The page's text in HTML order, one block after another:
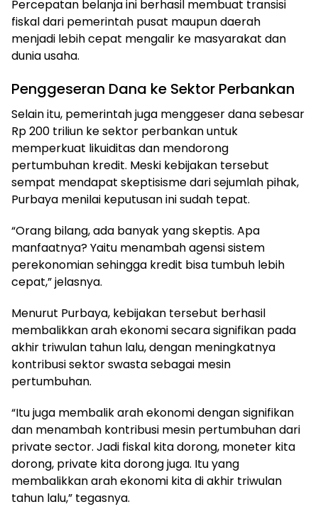
Percepatan belanja ini berhasil membuat transisi
fiskal dari pemerintah pusat maupun daerah
menjadi lebih cepat mengalir ke masyarakat dan
dunia usaha.
Penggeseran Dana ke Sektor Perbankan
Selain itu, pemerintah juga menggeser dana sebesar
Rp 200 triliun ke sektor perbankan untuk
memperkuat likuiditas dan mendorong
pertumbuhan kredit. Meski kebijakan tersebut
sempat mendapat skeptisisme dari sejumlah pihak,
Purbaya menilai keputusan ini sudah tepat.
“Orang bilang, ada banyak yang skeptis. Apa
manfaatnya? Yaitu menambah agensi sistem
perekonomian sehingga kredit bisa tumbuh lebih
cepat,” jelasnya.
Menurut Purbaya, kebijakan tersebut berhasil
membalikkan arah ekonomi secara signifikan pada
akhir triwulan tahun lalu, dengan meningkatnya
kontribusi sektor swasta sebagai mesin
pertumbuhan.
“Itu juga membalik arah ekonomi dengan signifikan
dan menambah kontribusi mesin pertumbuhan dari
private sector. Jadi fiskal kita dorong, moneter kita
dorong, private kita dorong juga. Itu yang
membalikkan arah ekonomi kita di akhir triwulan
tahun lalu,” tegasnya.